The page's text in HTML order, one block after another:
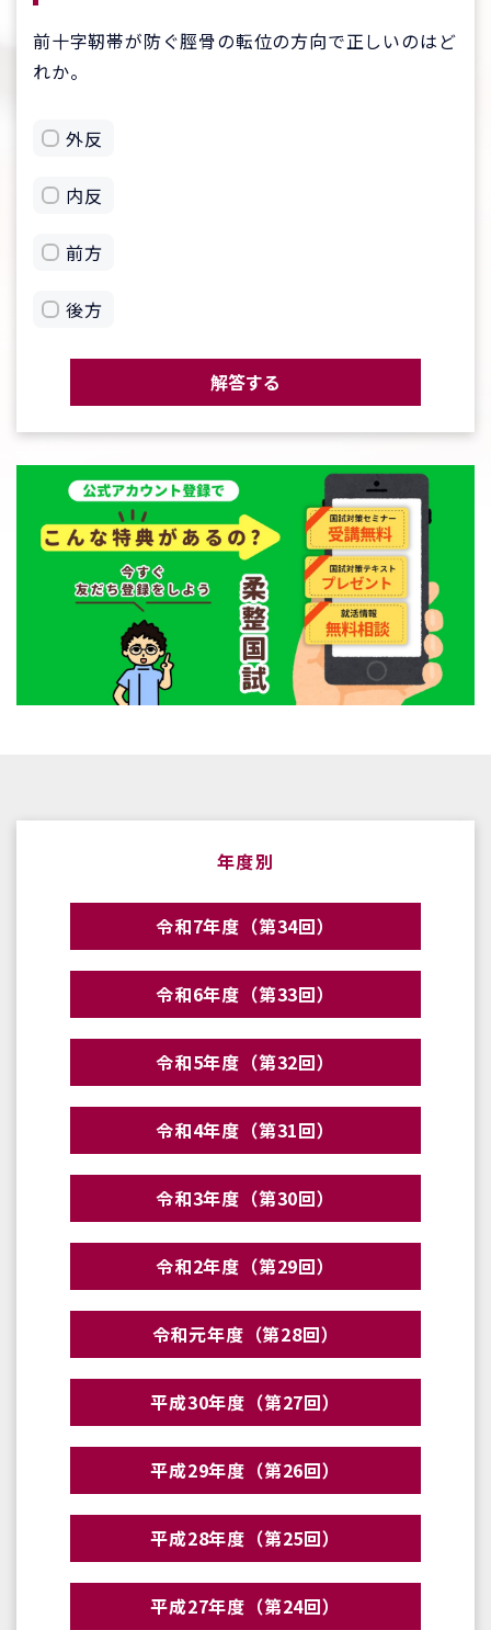
前十字靭帯が防ぐ脛骨の転位の方向で正しいのはど
れか。
外反
内反
前方
後方
解答する
年度別
令和7年度（第34回）
令和6年度（第33回）
令和5年度（第32回）
令和4年度（第31回）
令和3年度（第30回）
令和2年度（第29回）
令和元年度（第28回）
平成30年度（第27回）
平成29年度（第26回）
平成28年度（第25回）
平成27年度（第24回）